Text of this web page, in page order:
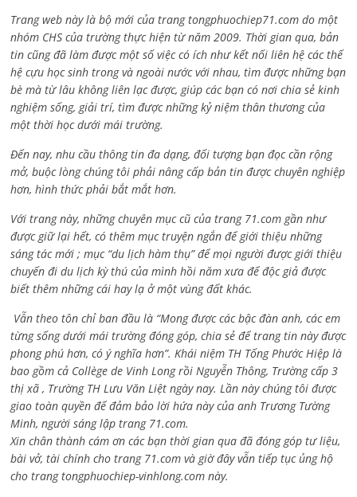
Trang web này là bộ mới của trang tongphuochiep71.com do một
nhóm CHS của trường thực hiện từ năm 2009. Thời gian qua, bản
tin cũng đã làm được một số việc có ích như kết nối liên hệ các thế
hệ cựu học sinh trong và ngoài nước với nhau, tìm được những bạn
bè mà từ lâu không liên lạc được, giúp các bạn có nơi chia sẻ kinh
nghiệm sống, giải trí, tìm được những kỷ niệm thân thương của
một thời học dưới mái trường.
Đến nay, nhu cầu thông tin đa dạng, đối tượng bạn đọc cần rộng
mở, buộc lòng chúng tôi phải nâng cấp bản tin được chuyên nghiệp
hơn, hình thức phải bắt mắt hơn.
Với trang này, những chuyên mục cũ của trang 71.com gần như
được giữ lại hết, có thêm mục truyện ngắn để giới thiệu những
sáng tác mới ; mục “du lịch hàm thụ” để mọi người được giới thiệu
chuyến đi du lịch kỳ thú của mình hồi năm xưa để độc giả được
biết thêm những cái hay lạ ở một vùng đất khác.
Vẫn theo tôn chỉ ban đầu là “Mong được các bậc đàn anh, các em
từng sống dưới mái trường đóng góp, chia sẻ để trang tin này được
phong phú hơn, có ý nghĩa hơn”. Khái niệm TH Tống Phước Hiệp là
bao gồm cả Collège de Vinh Long rồi Nguyễn Thông, Trường cấp 3
thị xã , Trường TH Lưu Văn Liệt ngày nay. Lần này chúng tôi được
giao toàn quyền để đảm bảo lời hứa này của anh Trương Tường
Minh, người sáng lập trang 71.com.
Xin chân thành cám ơn các bạn thời gian qua đã đóng góp tư liệu,
bài vở, tài chính cho trang 71.com và giờ đây vẫn tiếp tục ủng hộ
cho trang tongphuochiep-vinhlong.com này.